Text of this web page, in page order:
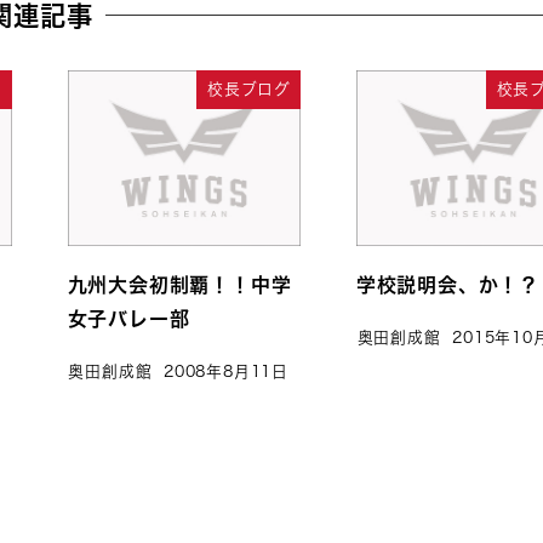
連記事
校長ブログ
九州大会初制覇！！中学
女子バレー部
奥田創成館 2008年8月11日
校長
学校説明会、か！？
奥田創成館 2015年10